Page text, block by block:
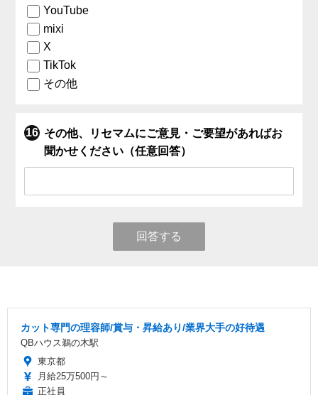
YouTube
mixi
X
TikTok
その他
その他、リセマムにご意見・ご要望があればお
聞かせください（任意回答）
回答する
カット専門の理容師/賞与・昇給あり/業界大手の好待遇
QBハウス鵜の木駅
東京都
月給25万500円～
正社員